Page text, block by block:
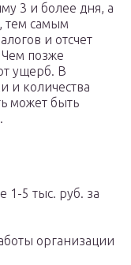
3 и более дня, а
тем самым
и отсчет
Чем позже
ущерб. В
и количества
может быть
1-5 тыс. руб. за
организации